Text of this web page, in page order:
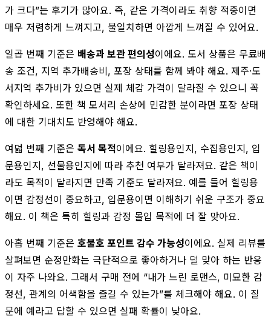
가 크다”는 후기가 많아요. 즉, 같은 가격이라도 취향 적중이면
매우 저렴하게 느껴지고, 불일치하면 아깝게 느껴질 수 있어요.
일곱 번째 기준은 배송과 보관 편의성이에요. 도서 상품은 무료배
송 조건, 지역 추가배송비, 포장 상태를 함께 봐야 해요. 제주·도
서지역 추가비가 있으면 실제 체감 가격이 달라질 수 있으니 꼭
확인하세요. 또한 책 모서리 손상에 민감한 분이라면 포장 상태
에 대한 기대치도 반영해야 해요.
여덟 번째 기준은 독서 목적이에요. 힐링용인지, 수집용인지, 입
문용인지, 선물용인지에 따라 추천 여부가 달라져요. 같은 책이
라도 목적이 달라지면 만족 기준도 달라져요. 예를 들어 힐링용
이면 감정선이 중요하고, 입문용이면 이해하기 쉬운 구조가 중요
해요. 이 책은 특히 힐링과 감정 몰입 목적에 더 잘 맞아요.
아홉 번째 기준은 호불호 포인트 감수 가능성이에요. 실제 리뷰를
살펴보면 순정만화는 극단적으로 좋아하거나 덜 맞아 하는 반응
이 자주 나와요. 그래서 구매 전에 “내가 느린 로맨스, 미묘한 감
정선, 관계의 어색함을 즐길 수 있는가”를 체크해야 해요. 이 질
문에 예라고 답할 수 있으면 실패 확률이 낮아요.